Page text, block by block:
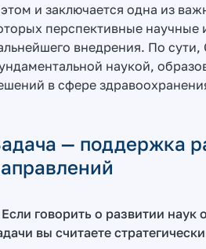
и заключается одна из
перспективные
внедрения. По
наукой,
в сфере
— поддержка
говорить о развитии
вы считаете